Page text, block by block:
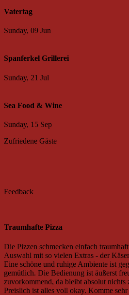
Vatertag
Sunday, 09 Jun
Spanferkel Grillerei
Sunday, 21 Jul
Sea Food & Wine
Sunday, 15 Sep
Zufriedene Gäste
Feedback
Traumhafte Pizza
Die Pizzen schmecken einfach
Auswahl mit so vielen Extras - der
Eine schöne und ruhige Ambiente ist
gemütlich. Die Bedienung ist äußerst
zuvorkommend, da bleibt absolut nichts
Preislich ist alles voll okay. Komme